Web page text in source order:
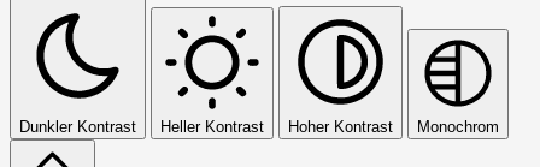
Dunkler Kontrast Heller Kontrast Hoher Kontrast Monochrom